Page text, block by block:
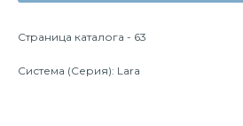
Страница каталога - 63
Система (Серия): Lara